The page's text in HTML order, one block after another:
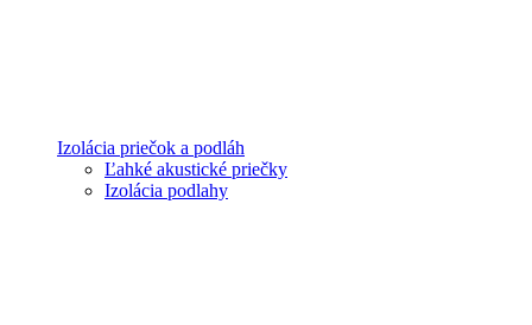
Izolácia priečok a podláh
Ľahké akustické priečky
Izolácia podlahy